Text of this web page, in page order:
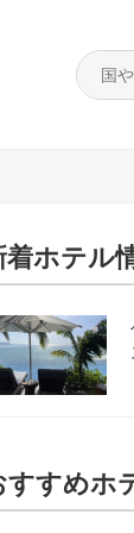
着ホテル
すすめホ